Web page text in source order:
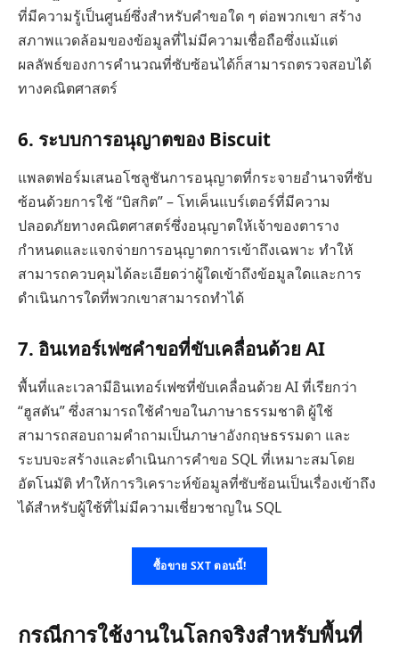
ที่มีความรู้เป็นศูนย์ซึ่งสำหรับคำขอใด ๆ ต่อพวกเขา สร้าง
สภาพแวดล้อมของข้อมูลที่ไม่มีความเชื่อถือซึ่งแม้แต่
ผลลัพธ์ของการคำนวณที่ซับซ้อนได้ก็สามารถตรวจสอบได้
ทางคณิตศาสตร์
6. ระบบการอนุญาตของ Biscuit
แพลตฟอร์มเสนอโซลูชันการอนุญาตที่กระจายอำนาจที่ซับ
ซ้อนด้วยการใช้ “บิสกิต” – โทเค็นแบร์เตอร์ที่มีความ
ปลอดภัยทางคณิตศาสตร์ซึ่งอนุญาตให้เจ้าของตาราง
กำหนดและแจกจ่ายการอนุญาตการเข้าถึงเฉพาะ ทำให้
สามารถควบคุมได้ละเอียดว่าผู้ใดเข้าถึงข้อมูลใดและการ
ดำเนินการใดที่พวกเขาสามารถทำได้
7. อินเทอร์เฟซคำขอที่ขับเคลื่อนด้วย AI
พื้นที่และเวลามีอินเทอร์เฟซที่ขับเคลื่อนด้วย AI ที่เรียกว่า
“ฮูสตัน” ซึ่งสามารถใช้คำขอในภาษาธรรมชาติ ผู้ใช้
สามารถสอบถามคำถามเป็นภาษาอังกฤษธรรมดา และ
ระบบจะสร้างและดำเนินการคำขอ SQL ที่เหมาะสมโดย
อัตโนมัติ ทำให้การวิเคราะห์ข้อมูลที่ซับซ้อนเป็นเรื่องเข้าถึง
ได้สำหรับผู้ใช้ที่ไม่มีความเชี่ยวชาญใน SQL
ซื้อขาย SXT ตอนนี้!
กรณีการใช้งานในโลกจริงสำหรับพื้นที่